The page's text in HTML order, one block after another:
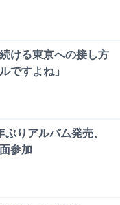
ける東京への接し方
ですよね」
りアルバム発売、
参加